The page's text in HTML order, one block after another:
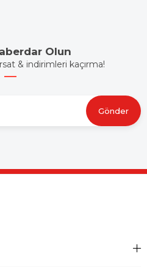
Olun
& indirimleri kaçırma!
Gönder